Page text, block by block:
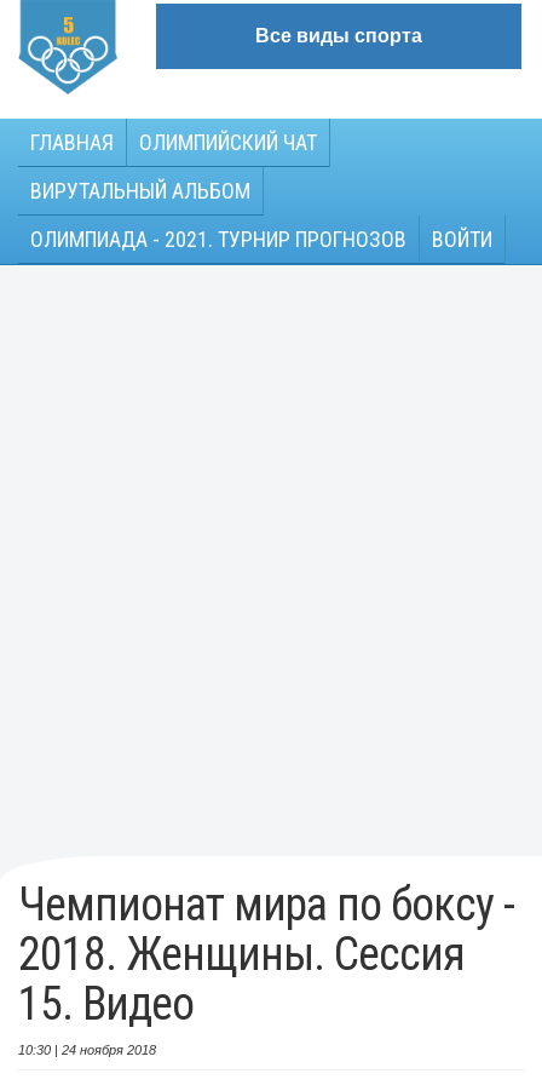
Все виды спорта
ГЛАВНАЯ
ОЛИМПИЙСКИЙ ЧАТ
ВИРУТАЛЬНЫЙ АЛЬБОМ
ОЛИМПИАДА - 2021. ТУРНИР ПРОГНОЗОВ
ВОЙТИ
Чемпионат мира по боксу -
2018. Женщины. Сессия
15. Видео
10:30 | 24 ноября 2018